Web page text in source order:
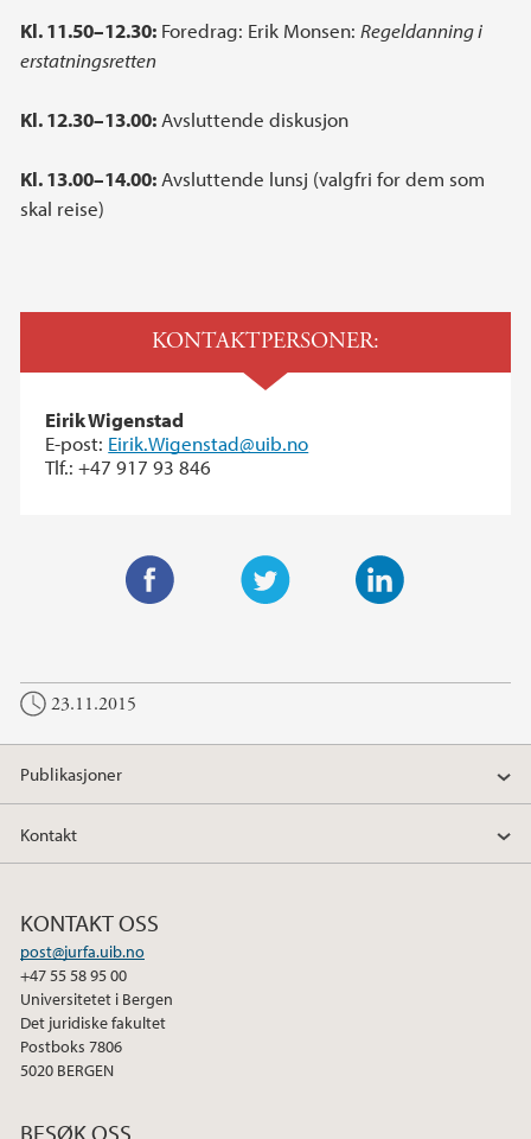
Kl. 11.50–12.30: Foredrag: Erik Monsen: Regeldanning i
erstatningsretten
Kl. 12.30–13.00: Avsluttende diskusjon
Kl. 13.00–14.00: Avsluttende lunsj (valgfri for dem som
skal reise)
KONTAKTPERSONER:
Eirik Wigenstad
E-post: Eirik.Wigenstad@uib.no
Tlf.: +47 917 93 846
i
t
r
n
e
I
c
e
b
o
23.11.2015
Publikasjoner
Kontakt
KONTAKT OSS
post@jurfa.uib.no
+47 55 58 95 00
Universitetet i Bergen
Det juridiske fakultet
Postboks 7806
5020 BERGEN
BESØK OSS